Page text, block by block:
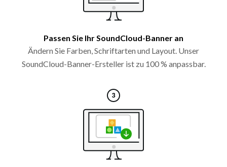
Passen Sie Ihr SoundCloud-Banner an
Ändern Sie Farben, Schriftarten und Layout. Unser
SoundCloud-Banner-Ersteller ist zu 100 % anpassbar.